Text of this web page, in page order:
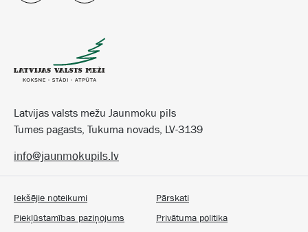
Latvijas valsts mežu Jaunmoku pils
Tumes pagasts, Tukuma novads, LV-3139
Iekšējie noteikumi
Pārskati
Piekļūstamības paziņojums
Privātuma politika
info@jaunmokupils.lv